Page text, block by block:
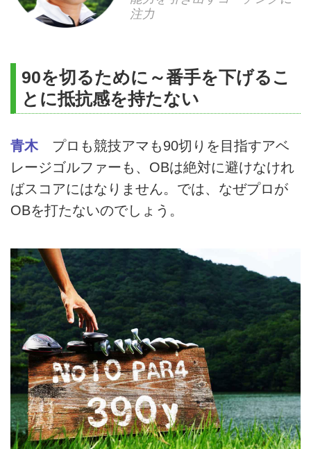
注力
90を切るために～番手を下げるこ
とに抵抗感を持たない
青木 プロも競技アマも90切りを目指すアベ
レージゴルファーも、OBは絶対に避けなけれ
ばスコアにはなりません。では、なぜプロが
OBを打たないのでしょう。